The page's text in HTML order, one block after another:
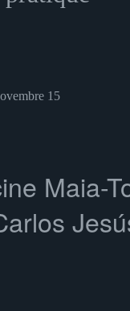
15
Maia-